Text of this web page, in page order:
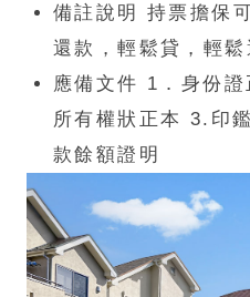
備註說明 持票擔保
還款，輕鬆貸，輕鬆
應備文件 1．身份
所有權狀正本 3.印
款餘額證明